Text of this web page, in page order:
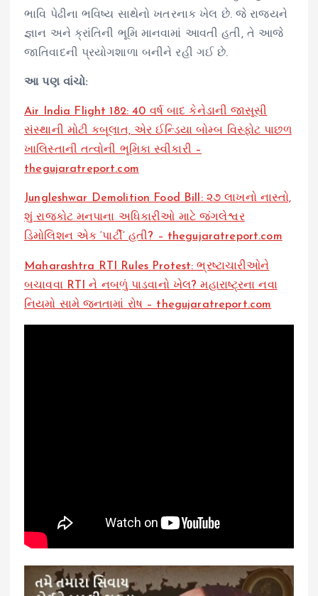
ભાવિ પેઢીના ભવિષ્ય સાથેનો ખતરનાક ખેલ છે. જે રાજ્યને
જ્ઞાન અને ક્રાંતિની ભૂમિ માનવામાં આવતી હતી, તે આજે
જાતિવાદની પ્રયોગશાળા બનીને રહી ગઈ છે.
આ પણ વાંચો:
Air India Flight 182: 40 વર્ષ બાદ કેનેડાની જાસૂસી
સંસ્થાની મોટી કબૂલાત, એર ઈન્ડિયા બોમ્બ વિસ્ફોટ પાછળ
ખાલિસ્તાની તત્વોની ભૂમિકા સ્વીકારી –
thegujaratreport.com
Jungleshwar Demolition Food Bill: ૨૭ લાખનો નાસ્તો,
શું રાજકોટ મનપાના અધિકારીઓ માટે જંગલેશ્વર
ડિમોલિશન એક ‘પાર્ટી’ હતી? – thegujaratreport.com
Maharashtra RTI Rules Protest: ભ્રષ્ટાચારીઓને
બચાવવા RTI ને નબળું પાડવાનો ખેલ? મહારાષ્ટ્રના નવા
નિયમો સામે જનતામાં રોષ – thegujaratreport.com